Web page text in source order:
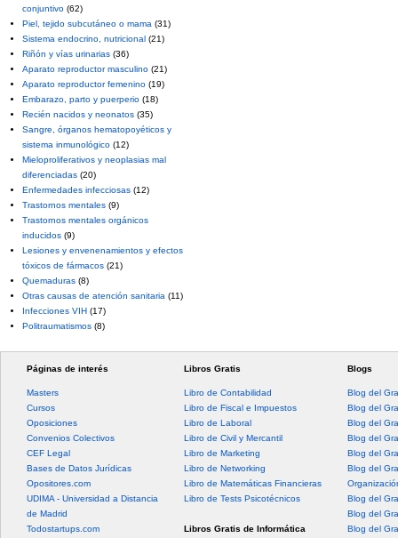
conjuntivo (62)
Piel, tejido subcutáneo o mama (31)
Sistema endocrino, nutricional (21)
Riñón y vías urinarias (36)
Aparato reproductor masculino (21)
Aparato reproductor femenino (19)
Embarazo, parto y puerperio (18)
Recién nacidos y neonatos (35)
Sangre, órganos hematopoyéticos y
sistema inmunológico (12)
Mieloproliferativos y neoplasias mal
diferenciadas (20)
Enfermedades infecciosas (12)
Trastornos mentales (9)
Trastornos mentales orgánicos
inducidos (9)
Lesiones y envenenamientos y efectos
tóxicos de fármacos (21)
Quemaduras (8)
Otras causas de atención sanitaria (11)
Infecciones VIH (17)
Politraumatismos (8)
Páginas de interés
Masters
Cursos
Oposiciones
Convenios Colectivos
CEF Legal
Bases de Datos Jurídicas
Opositores.com
UDIMA - Universidad a Distancia
de Madrid
Todostartups.com
Libros Gratis
Libro de Contabilidad
Libro de Fiscal e Impuestos
Libro de Laboral
Libro de Civil y Mercantil
Libro de Marketing
Libro de Networking
Libro de Matemáticas Financieras
Libro de Tests Psicotécnicos
Libros Gratis de Informática
Blogs
Blog del
Blog del
Blog del
Blog del
Blog del
Blog del
Blog del
Blog del
Blog del